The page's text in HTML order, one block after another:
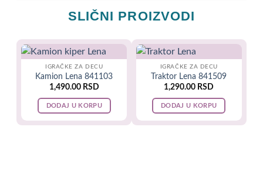
SLIČNI PROIZVODI
IGRAČKE ZA DECU
Kamion Lena 841103
1,490.00 RSD
DODAJ U KORPU
IGRAČKE ZA DECU
Traktor Lena 841509
1,290.00 RSD
DODAJ U KORPU